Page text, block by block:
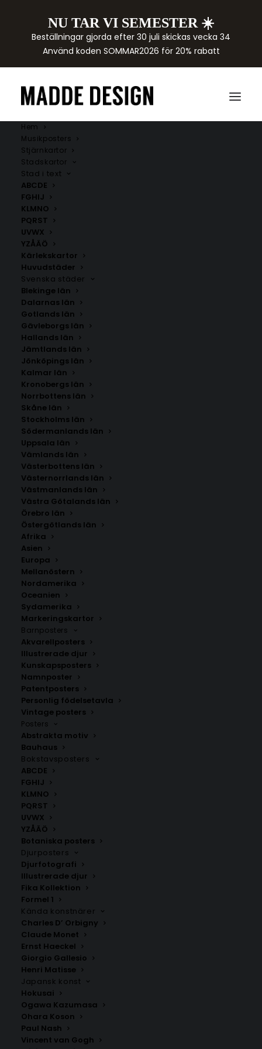
NU TAR VI SEMESTER ☀️
Beställningar gjorda efter 30 juli skickas vecka 34
Använd koden SOMMAR2026 för 20% rabatt
Hem
Musikposters
Stjärnkartor
Stadskartor
Stad i text
ABCDE
FGHIJ
KLMNO
PQRST
UVWX
YZÅÄÖ
Kärlekskartor
Huvudstäder
Svenska städer
Blekinge län
Dalarnas län
Gotlands län
Gävleborgs län
Hallands län
Jämtlands län
Jönköpings län
Kalmar län
Kronobergs län
Norrbottens län
Skåne län
Stockholms län
Södermanlands län
Uppsala län
Vämlands län
Västerbottens län
Västernorrlands län
Västmanlands län
Västra Götalands län
Örebro län
Östergötlands län
Afrika
Asien
Europa
Mellanöstern
Nordamerika
Oceanien
Sydamerika
Markeringskartor
Barnposters
Akvarellposters
Illustrerade djur
Kunskapsposters
Namnposter
Patentposters
Personlig födelsetavla
Vintage posters
Posters
Abstrakta motiv
Bauhaus
Bokstavsposters
ABCDE
FGHIJ
KLMNO
PQRST
UVWX
YZÅÄÖ
Botaniska posters
Djurposters
Djurfotografi
Illustrerade djur
Fika Kollektion
Formel 1
Kända konstnärer
Charles D’ Orbigny
Claude Monet
Ernst Haeckel
Giorgio Gallesio
Henri Matisse
Japansk konst
Hokusai
Ogawa Kazumasa
Ohara Koson
Paul Nash
Vincent van Gogh
Retro Bunny Portrait Poster
Storlek
229.00kr
Retro Bunny Portrait Poster är en söt och charmig
kaninillustration perfekt för barnrum. Finns i flera
storlekar och inspirerar till lek och fantasi.
Barnposters ,Illustrerade djur
ANDRA KÖPTE ÄVEN
Retro Monkey Jungle Poster
Fr.129.00